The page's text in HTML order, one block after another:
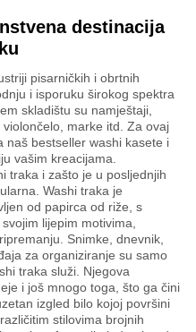
destinacija
pisarničkih i obrtnih
i isporuku širokog spektra
skladištu su namještaji,
marke itd. Za ovaj
naš bestseller washi kasete i
vašim kreacijama.
traka i zašto je u posljednjih
Washi traka je
od papirca od riže, s
lijepim motivima,
Snimke, dnevnik,
za organiziranje su samo
traka služi. Njegova
i još mnogo toga, što ga čini
izgled bilo kojoj površini
stilovima brojnih